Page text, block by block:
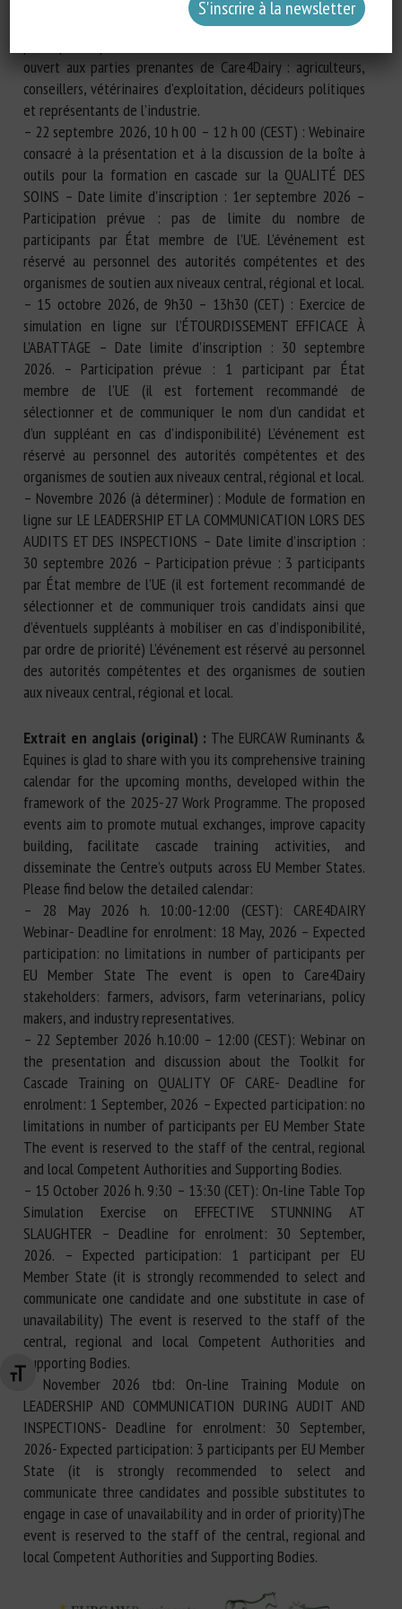
Changer la taille de la police
Participation attendue : pas de limite du nombre de
ouvert aux parties prenantes de Care4Dairy : agriculteurs,
conseillers, vétérinaires d’exploitation, décideurs politiques
et représentants de l’industrie.
– 22 septembre 2026, 10 h 00 – 12 h 00 (CEST) : Webinaire
consacré à la présentation et à la discussion de la boîte à
outils pour la formation en cascade sur la QUALITÉ DES
SOINS – Date limite d’inscription : 1er septembre 2026 –
Participation prévue : pas de limite du nombre de
participants par État membre de l’UE. L’événement est
réservé au personnel des autorités compétentes et des
organismes de soutien aux niveaux central, régional et local.
– 15 octobre 2026, de 9h30 – 13h30 (CET) : Exercice de
simulation en ligne sur l’ÉTOURDISSEMENT EFFICACE À
L’ABATTAGE – Date limite d’inscription : 30 septembre
2026. – Participation prévue : 1 participant par État
membre de l’UE (il est fortement recommandé de
sélectionner et de communiquer le nom d’un candidat et
d’un suppléant en cas d’indisponibilité) L’événement est
réservé au personnel des autorités compétentes et des
organismes de soutien aux niveaux central, régional et local.
– Novembre 2026 (à déterminer) : Module de formation en
ligne sur LE LEADERSHIP ET LA COMMUNICATION LORS DES
AUDITS ET DES INSPECTIONS – Date limite d’inscription :
30 septembre 2026 – Participation prévue : 3 participants
par État membre de l’UE (il est fortement recommandé de
sélectionner et de communiquer trois candidats ainsi que
d’éventuels suppléants à mobiliser en cas d’indisponibilité,
par ordre de priorité) L’événement est réservé au personnel
des autorités compétentes et des organismes de soutien
aux niveaux central, régional et local.
Extrait en anglais (original) : The EURCAW Ruminants &
Equines is glad to share with you its comprehensive training
calendar for the upcoming months, developed within the
framework of the 2025-27 Work Programme. The proposed
events aim to promote mutual exchanges, improve capacity
building, facilitate cascade training activities, and
disseminate the Centre’s outputs across EU Member States.
Please find below the detailed calendar:
– 28 May 2026 h. 10:00-12:00 (CEST): CARE4DAIRY
Webinar- Deadline for enrolment: 18 May, 2026 – Expected
participation: no limitations in number of participants per
EU Member State The event is open to Care4Dairy
stakeholders: farmers, advisors, farm veterinarians, policy
makers, and industry representatives.
– 22 September 2026 h.10:00 – 12:00 (CEST): Webinar on
the presentation and discussion about the Toolkit for
Cascade Training on QUALITY OF CARE- Deadline for
enrolment: 1 September, 2026 – Expected participation: no
limitations in number of participants per EU Member State
The event is reserved to the staff of the central, regional
and local Competent Authorities and Supporting Bodies.
– 15 October 2026 h. 9:30 – 13:30 (CET): On-line Table Top
Simulation Exercise on EFFECTIVE STUNNING AT
SLAUGHTER – Deadline for enrolment: 30 September,
2026. – Expected participation: 1 participant per EU
Member State (it is strongly recommended to select and
communicate one candidate and one substitute in case of
unavailability) The event is reserved to the staff of the
central, regional and local Competent Authorities and
Supporting Bodies.
– November 2026 tbd: On-line Training Module on
LEADERSHIP AND COMMUNICATION DURING AUDIT AND
INSPECTIONS- Deadline for enrolment: 30 September,
2026- Expected participation: 3 participants per EU Member
State (it is strongly recommended to select and
communicate three candidates and possible substitutes to
engage in case of unavailability and in order of priority)The
event is reserved to the staff of the central, regional and
local Competent Authorities and Supporting Bodies.